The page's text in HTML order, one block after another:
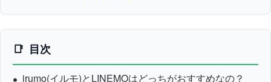
目次
irumo(イルモ)とLINEMOはどっちがおすすめなの？